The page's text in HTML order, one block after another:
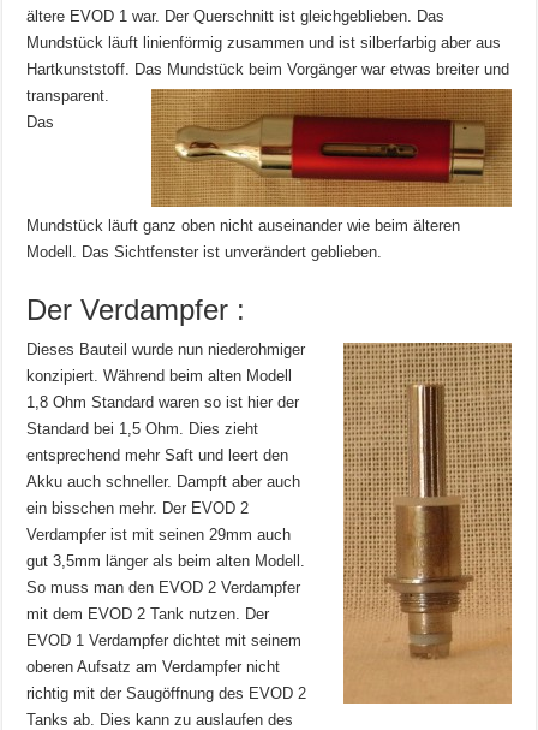
ältere EVOD 1 war. Der Querschnitt ist gleichgeblieben. Das
Mundstück läuft linienförmig zusammen und ist silberfarbig aber aus
Hartkunststoff. Das Mundstück beim Vorgänger war etwas breiter und
transparent.
Das
Mundstück läuft ganz oben nicht auseinander wie beim älteren
Modell. Das Sichtfenster ist unverändert geblieben.
Der Verdampfer :
Dieses Bauteil wurde nun niederohmiger
konzipiert. Während beim alten Modell
1,8 Ohm Standard waren so ist hier der
Standard bei 1,5 Ohm. Dies zieht
entsprechend mehr Saft und leert den
Akku auch schneller. Dampft aber auch
ein bisschen mehr. Der EVOD 2
Verdampfer ist mit seinen 29mm auch
gut 3,5mm länger als beim alten Modell.
So muss man den EVOD 2 Verdampfer
mit dem EVOD 2 Tank nutzen. Der
EVOD 1 Verdampfer dichtet mit seinem
oberen Aufsatz am Verdampfer nicht
richtig mit der Saugöffnung des EVOD 2
Tanks ab. Dies kann zu auslaufen des